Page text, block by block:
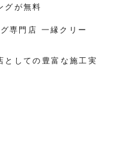
グが無料
専門店 一縁クリー
としての豊富な施工実